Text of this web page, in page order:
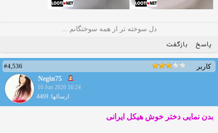
دل سوخته تر از همه سوختگانم ...
پاسخ بازگفت
کاربر
#4,536
Negin75
10 Jun 2026 16:24
ارسالها: 4469
بدن نمایی دختر خوش هیکل ایرانی